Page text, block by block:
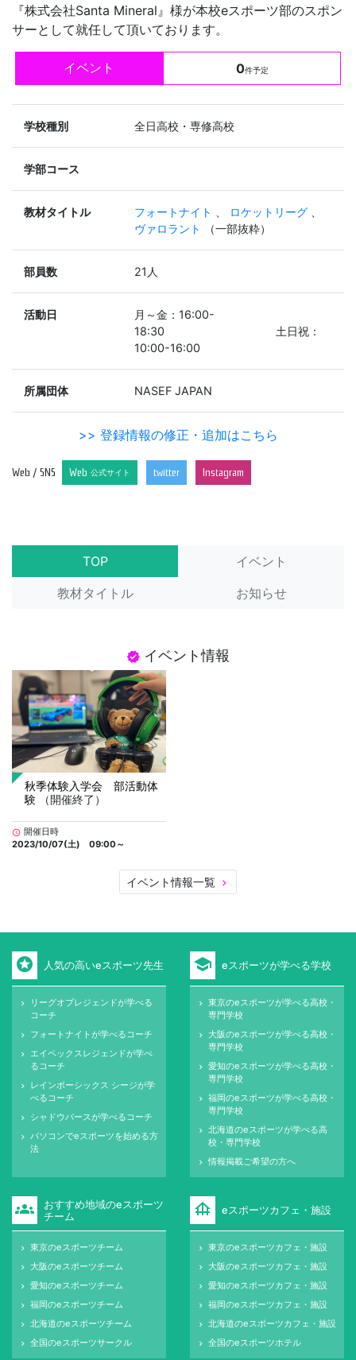
『株式会社Santa Mineral』様が本校eスポーツ部のスポン
サーとして就任して頂いております。
イベント 0件予定
学校種別 全日高校・専修高校
学部コース
教材タイトル フォートナイト ロケットリーグ
ヴァロラント
（一部抜粋）
部員数 21人
活動日
月～金：16:00-
18:30 土日祝：
10:00-16:00
所属団体 NASEF JAPAN
>> 登録情報の修正・追加はこちら
Web / SNS Web 公式サイト twitter Instagram
TOP
イベント
教材タイトル
お知らせ
verified イベント情報
秋季体験入学会 部活動体
験
（開催終了）
schedule 開催日時
2023/10/07(土) 09:00～
イベント情報一覧 keyboard_arrow_right
stars 人気の高いeスポーツ先生
keyboard_arrow_right
リーグオブレジェンドが学べる
コーチ
keyboard_arrow_right フォートナイトが学べるコーチ
keyboard_arrow_right
エイペックスレジェンドが学べ
るコーチ
keyboard_arrow_right
レインボーシックス シージが学
べるコーチ
keyboard_arrow_right シャドウバースが学べるコーチ
keyboard_arrow_right
パソコンでeスポーツを始める方
法
school eスポーツが学べる学校
keyboard_arrow_right
東京のeスポーツが学べる高校・
専門学校
keyboard_arrow_right
大阪のeスポーツが学べる高校・
専門学校
keyboard_arrow_right
愛知のeスポーツが学べる高校・
専門学校
keyboard_arrow_right
福岡のeスポーツが学べる高校・
専門学校
keyboard_arrow_right
北海道のeスポーツが学べる高
校・専門学校
keyboard_arrow_right 情報掲載ご希望の方へ
groups
おすすめ地域のeスポーツ
チーム
keyboard_arrow_right 東京のeスポーツチーム
keyboard_arrow_right 大阪のeスポーツチーム
keyboard_arrow_right 愛知のeスポーツチーム
keyboard_arrow_right 福岡のeスポーツチーム
keyboard_arrow_right 北海道のeスポーツチーム
keyboard_arrow_right 全国のeスポーツサークル
foundation eスポーツカフェ・施設
keyboard_arrow_right 東京のeスポーツカフェ・施設
keyboard_arrow_right 大阪のeスポーツカフェ・施設
keyboard_arrow_right 愛知のeスポーツカフェ・施設
keyboard_arrow_right 福岡のeスポーツカフェ・施設
keyboard_arrow_right 北海道のeスポーツカフェ・施設
keyboard_arrow_right 全国のeスポーツホテル